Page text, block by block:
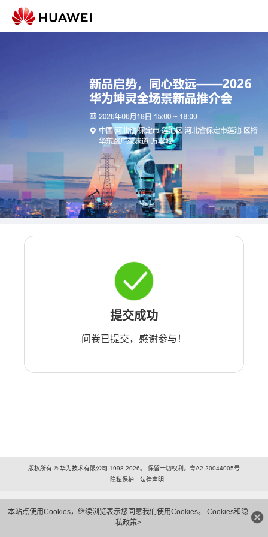
本站点使用Cookies，继续浏览表示您同意我们使用Cookies。 Cookies和隐
私政策>
提交成功
问卷已提交，感谢参与！
版权所有 © 华为技术有限公司 1998-2026。 保留一切权利。粤A2-20044005号
隐私保护
法律声明